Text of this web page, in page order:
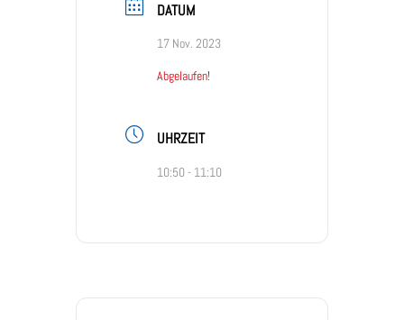
DATUM
17 Nov. 2023
Abgelaufen!
UHRZEIT
10:50 - 11:10